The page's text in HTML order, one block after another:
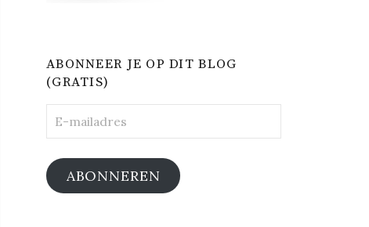
ABONNEER JE OP DIT BLOG
(GRATIS)
mailadres
ABONNEREN